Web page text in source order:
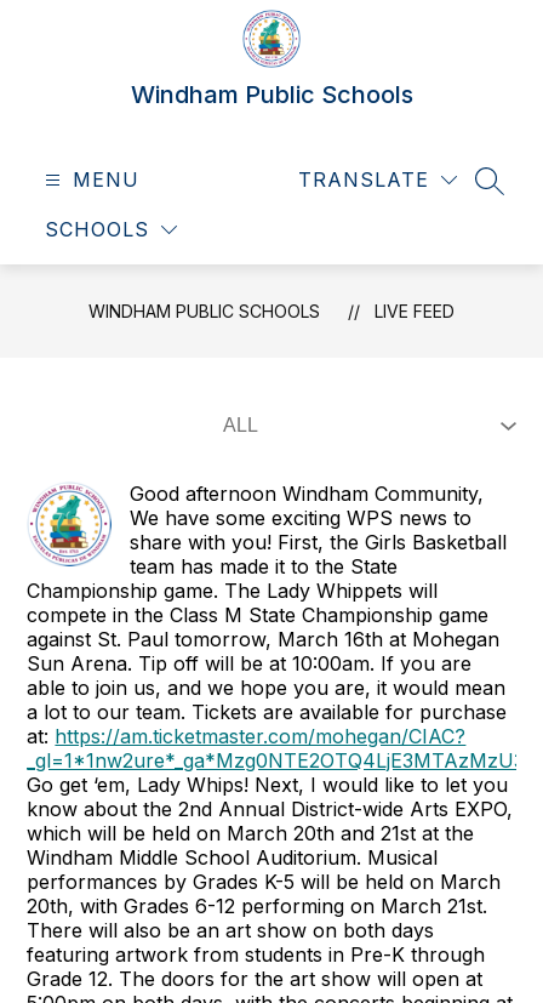
Windham Public Schools
MENU
SCHOOLS
TRANSLATE
WINDHAM PUBLIC SCHOOLS LIVE FEED
Good afternoon Windham Community,
We have some exciting WPS news to
share with you! First, the Girls Basketball
team has made it to the State
Championship game. The Lady Whippets will
compete in the Class M State Championship game
against St. Paul tomorrow, March 16th at Mohegan
Sun Arena. Tip off will be at 10:00am. If you are
able to join us, and we hope you are, it would mean
a lot to our team. Tickets are available for purchase
at: https://am.ticketmaster.com/mohegan/CIAC?
Go get ‘em, Lady Whips! Next, I would like to let you
know about the 2nd Annual District-wide Arts EXPO,
which will be held on March 20th and 21st at the
Windham Middle School Auditorium. Musical
performances by Grades K-5 will be held on March
20th, with Grades 6-12 performing on March 21st.
There will also be an art show on both days
featuring artwork from students in Pre-K through
Grade 12. The doors for the art show will open at